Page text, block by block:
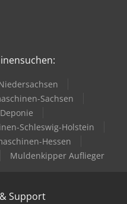
Sachsen
Schleswig-Holstein
Hessen
Muldenkipper Auflieger
Support